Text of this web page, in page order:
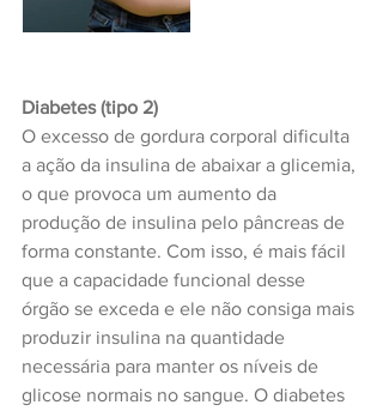
Diabetes (tipo 2)
O excesso de gordura corporal dificulta
a ação da insulina de abaixar a glicemia,
o que provoca um aumento da
produção de insulina pelo pâncreas de
forma constante. Com isso, é mais fácil
que a capacidade funcional desse
órgão se exceda e ele não consiga mais
produzir insulina na quantidade
necessária para manter os níveis de
glicose normais no sangue. O diabetes